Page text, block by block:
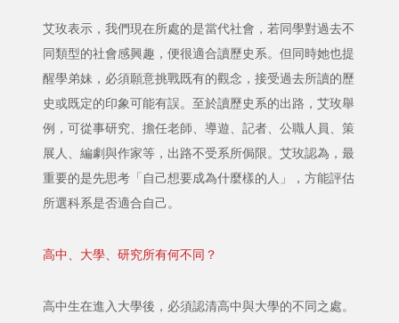
艾玫表示，我們現在所處的是當代社會，若同學對過去不
同類型的社會感興趣，便很適合讀歷史系。但同時她也提
醒學弟妹，必須願意挑戰既有的觀念，接受過去所讀的歷
史或既定的印象可能有誤。至於讀歷史系的出路，艾玫舉
例，可從事研究、擔任老師、導遊、記者、公職人員、策
展人、編劇與作家等，出路不受系所侷限。艾玫認為，最
重要的是先思考「自己想要成為什麼樣的人」，方能評估
所選科系是否適合自己。
高中、大學、研究所有何不同？
高中生在進入大學後，必須認清高中與大學的不同之處。